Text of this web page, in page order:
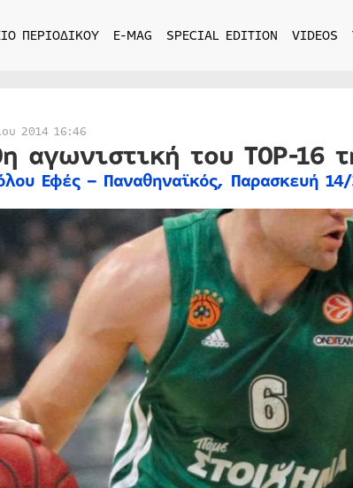
ΠΕΡΙΟΔΙΚΟΥ E-MAG SPECIAL EDITION VIDEOS
2014 16:46
αγωνιστική του TOP-
Εφές – Παναθηναϊκός, Παρασκευή